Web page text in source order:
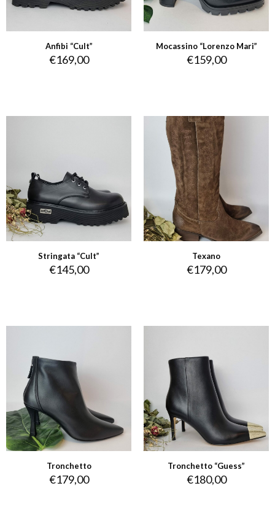
Anfibi “Cult”
€169,00
Mocassino “Lorenzo Mari”
€159,00
Stringata “Cult”
€145,00
Texano
€179,00
Tronchetto
€179,00
Tronchetto “Guess”
€180,00